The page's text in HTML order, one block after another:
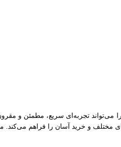
می‌تواند تجربه‌ای سریع، مطمئن و
مختلف و خرید آسان را فراهم می‌کند.